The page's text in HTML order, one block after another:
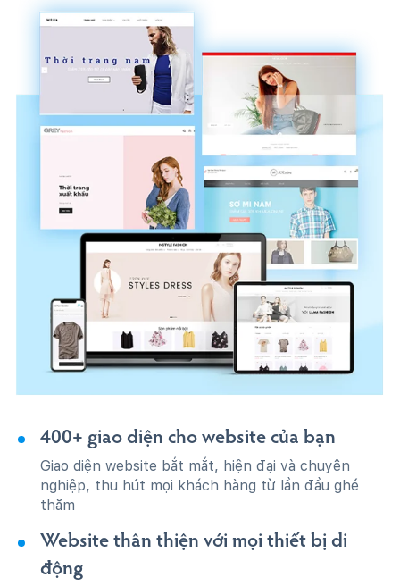
400+ giao diện cho website của bạn
Giao diện website bắt mắt, hiện đại và chuyên
nghiệp, thu hút mọi khách hàng từ lần đầu ghé
thăm
Website thân thiện với mọi thiết bị di
động